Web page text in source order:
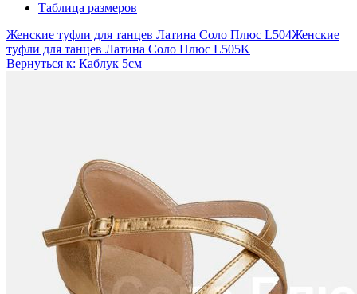
Таблица размеров
Женские туфли для танцев Латина Соло Плюс L504Женские
туфли для танцев Латина Соло Плюс L505K
Вернуться к: Каблук 5см